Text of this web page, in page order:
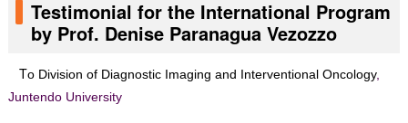
Testimonial for the International Program
by Prof. Denise Paranagua Vezozzo
To Division of Diagnostic Imaging and Interventional Oncology,
Juntendo University